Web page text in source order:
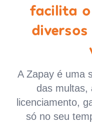
facilita
A Zapay é uma
das multas,
licenciamento,
só no seu